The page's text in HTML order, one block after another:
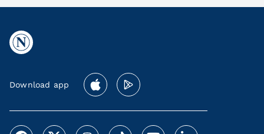
Download app